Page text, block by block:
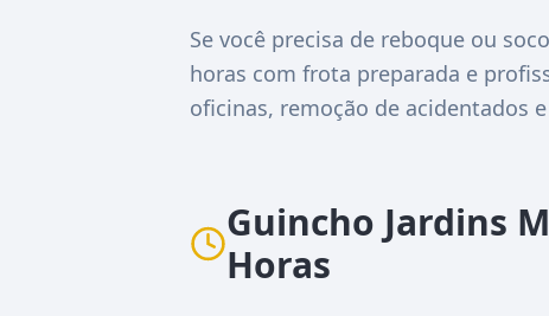
Se você precisa de reboque ou
horas com frota preparada e
oficinas, remoção de acidentados
Guincho Jardins
Horas